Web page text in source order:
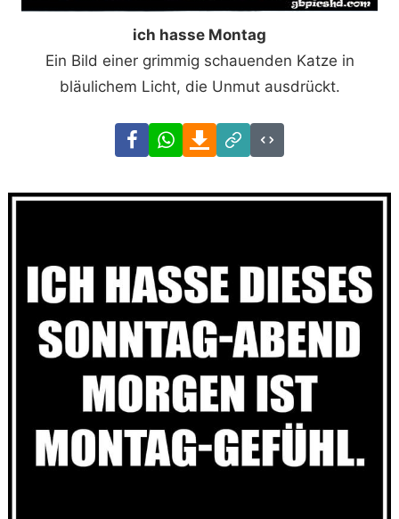
ich hasse Montag
Ein Bild einer grimmig schauenden Katze in
bläulichem Licht, die Unmut ausdrückt.
FacebookWhatsAppDownload
Link
Code